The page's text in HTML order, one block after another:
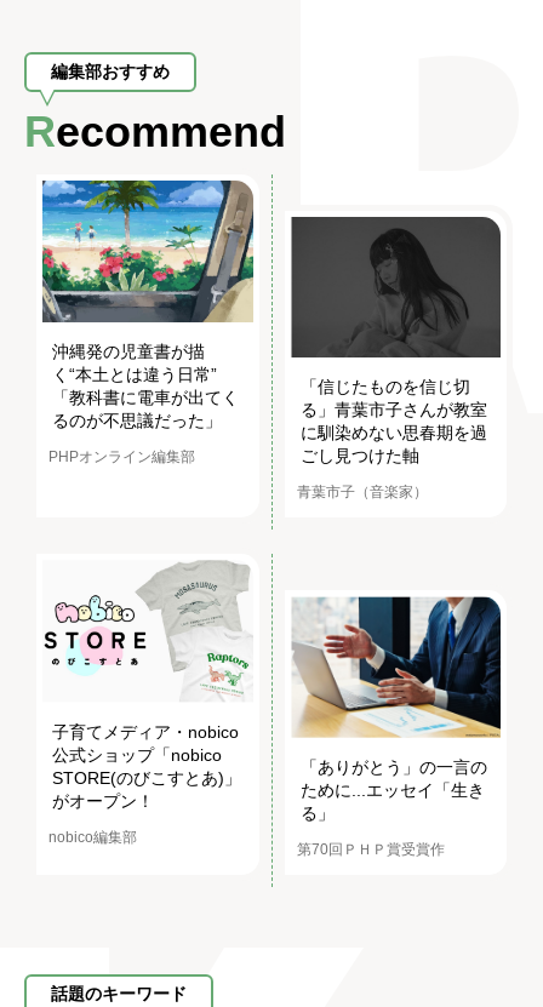
編集部おすすめ
Recommend
沖縄発の児童書が描
く“本土とは違う日常”
「教科書に電車が出てく
るのが不思議だった」
PHPオンライン編集部
「信じたものを信じ切
る」青葉市子さんが教室
に馴染めない思春期を過
ごし見つけた軸
青葉市子（音楽家）
子育てメディア・nobico
公式ショップ「nobico
STORE(のびこすとあ)」
がオープン！
nobico編集部
「ありがとう」の一言の
ために...エッセイ「生き
る」
第70回ＰＨＰ賞受賞作
話題のキーワード